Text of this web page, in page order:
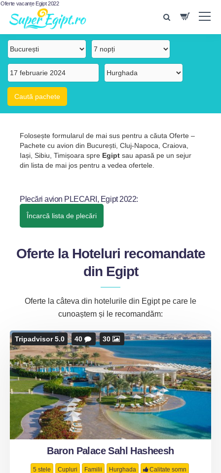
Oferte vacanțe Egipt 2022
Folosește formularul de mai sus pentru a căuta Oferte –
Pachete cu avion din București, Cluj-Napoca, Craiova,
Iași, Sibiu, Timișoara spre Egipt sau apasă pe un sejur
din lista de mai jos pentru a vedea ofertele.
Plecări avion PLECARI, Egipt 2022:
Încarcă lista de plecări
Oferte la Hoteluri recomandate
din Egipt
Oferte la câteva din hotelurile din Egipt pe care le
cunoaștem și le recomandăm:
Tripadvisor 5.0 40 30
Baron Palace Sahl Hasheesh
5 stele Cupluri Familii Hurghada Calitate somn